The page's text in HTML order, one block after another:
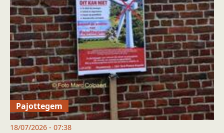
Pajottegem
18/07/2026 - 07:38